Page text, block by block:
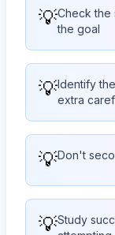
💡Check the
the goal
💡Identify
extra
💡Don't
💡Study